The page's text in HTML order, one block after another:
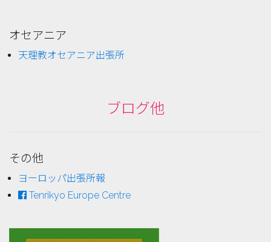
オセアニア
天理教オセアニア出張所
ブログ他
その他
ヨーロッパ出張所報
Tenrikyo Europe Centre